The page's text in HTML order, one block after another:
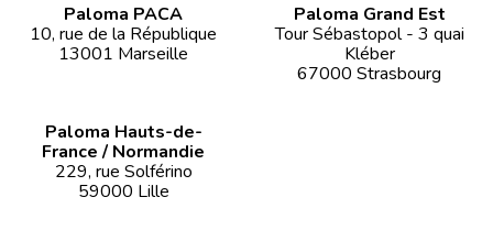
Paloma PACA
10, rue de la République
13001 Marseille
Paloma Grand Est
Tour Sébastopol - 3 quai
Kléber
67000 Strasbourg
Paloma Hauts-de-
France / Normandie
229, rue Solférino
59000 Lille